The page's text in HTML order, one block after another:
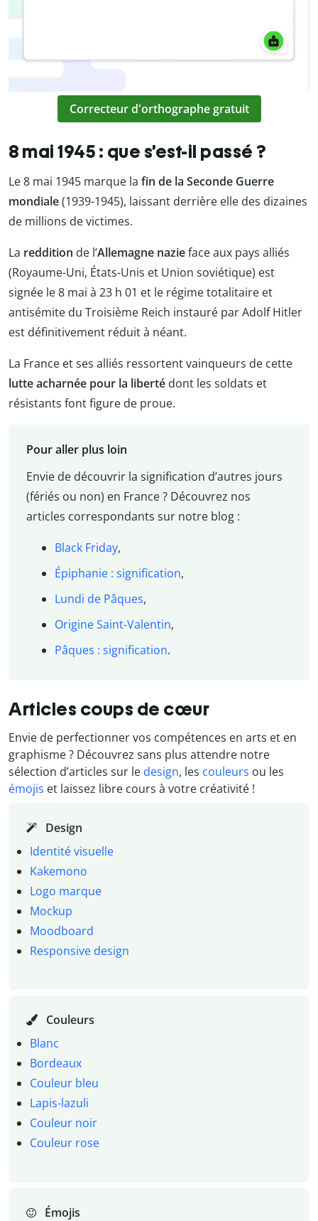
Correcteur d'orthographe gratuit
8 mai 1945 : que s’est-il passé ?
Le 8 mai 1945 marque la fin de la Seconde Guerre
mondiale(1939-1945), laissant derrière elle des dizaines
de millions de victimes.
La reddition de l’Allemagne nazieface aux pays alliés
(Royaume-Uni, États-Unis et Union soviétique) est
signée le 8 mai à 23 h 01 et le régime totalitaire et
antisémite du Troisième Reich instauré par Adolf Hitler
est définitivement réduit à néant.
La France et ses alliés ressortent vainqueurs de cette
lutte acharnée pour la liberté dont les soldats et
résistants font figure de proue.
Pour aller plus loin
Envie de découvrir la signification d’autres jours
(fériés ou non) en France ? Découvrez nos
articles correspondants sur notre blog :
Black Friday,
Épiphanie : signification,
Lundi de Pâques,
Origine Saint-Valentin,
Pâques : signification.
Articles coups de cœur
Envie de perfectionner vos compétences en arts et en
graphisme ? Découvrez sans plus attendre notre
sélection d’articles sur le design, les couleurs ou les
émojis et laissez libre cours à votre créativité !
Design
Identité visuelle
Kakemono
Logo marque
Mockup
Moodboard
Responsive design
Couleurs
Blanc
Bordeaux
Couleur bleu
Lapis-lazuli
Couleur noir
Couleur rose
Émojis